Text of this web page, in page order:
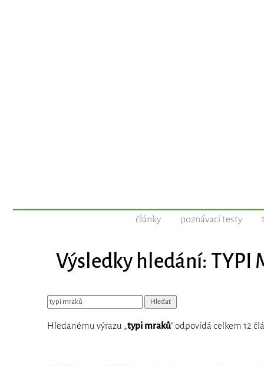
články poznávací testy
Výsledky hledání: TYPI
Hledanému výrazu „ typi mraků“ odpovídá celkem 12